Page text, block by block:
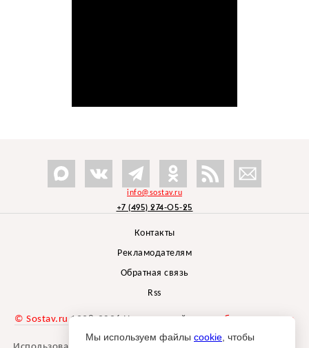
info@sostav.ru
+7 (495) 274-05-25
Контакты
Рекламодателям
Обратная связь
Rss
© Sostav.ru 1998-2026 Независимый проектбрендингового
агентства Depot
Мы используем файлы cookie , чтобы